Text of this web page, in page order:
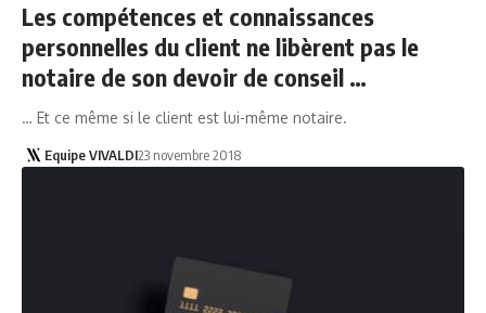
Les compétences et connaissances
personnelles du client ne libèrent pas le
notaire de son devoir de conseil …
… Et ce même si le client est lui-même notaire.
Equipe VIVALDI23 novembre 2018